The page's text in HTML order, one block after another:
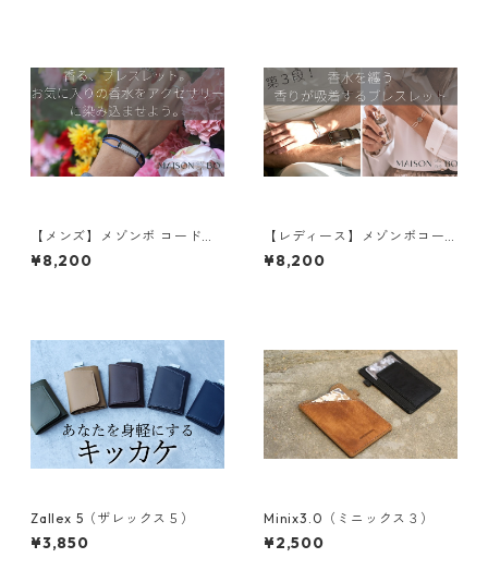
【メンズ】メゾンボ コードブ
レスレット(ブルーのみ)
¥8,200
【レディース】メゾンボコー
ドブレスレット
¥8,200
Zallex 5（ザレックス５）
¥3,850
Minix3.0（ミニックス３）
¥2,500